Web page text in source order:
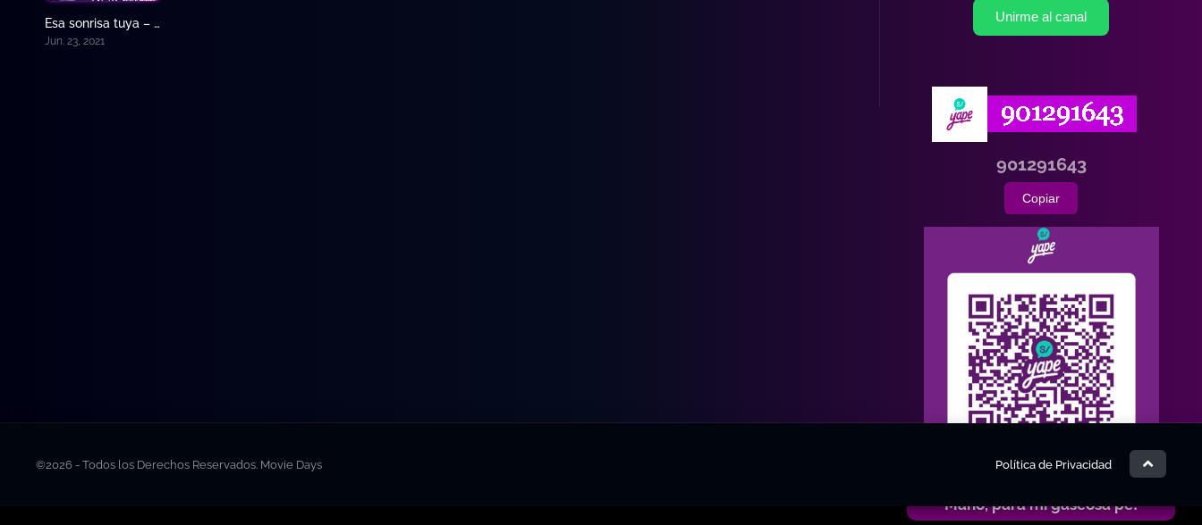
8.1Esa sonrisa tuya – Cayendo en tu sonrisa (Sub – Español)
Jun. 23, 2021
Unirme al canal
901291643
Copiar
Mano, para mi gaseosa pe!
©2026 - Todos los Derechos Reservados. Movie Days Política de Privacidad